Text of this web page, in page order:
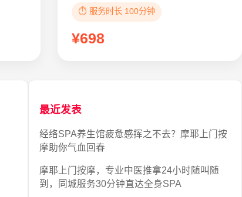
⏱️ 服务时长 100分钟
¥698
最近发表
经络SPA养生馆疲惫感挥之不去？摩耶上门按
摩助你气血回春
摩耶上门按摩，专业中医推拿24小时随叫随
到，同城服务30分钟直达全身SPA